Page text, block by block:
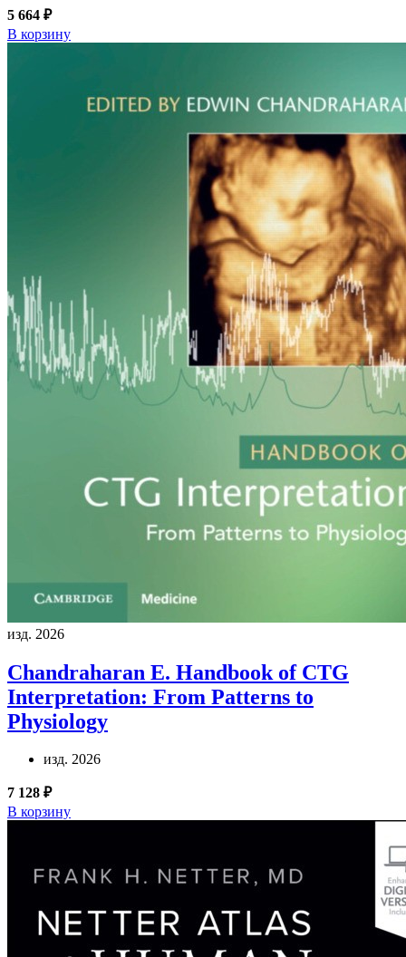
5 664 ₽
В корзину
изд. 2026
Chandraharan E. Handbook of CTG
Interpretation: From Patterns to
Physiology
изд. 2026
7 128 ₽
В корзину